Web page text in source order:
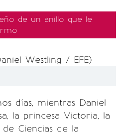
de un anillo que le
Westling / EFE)
días, mientras Daniel
la princesa Victoria, la
de Ciencias de la